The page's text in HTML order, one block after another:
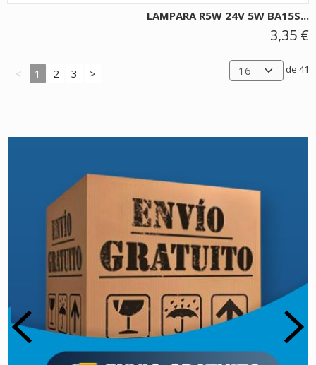
LAMPARA R5W 24V 5W BA15S...
3,35 €
< 1 2 3 > de 41